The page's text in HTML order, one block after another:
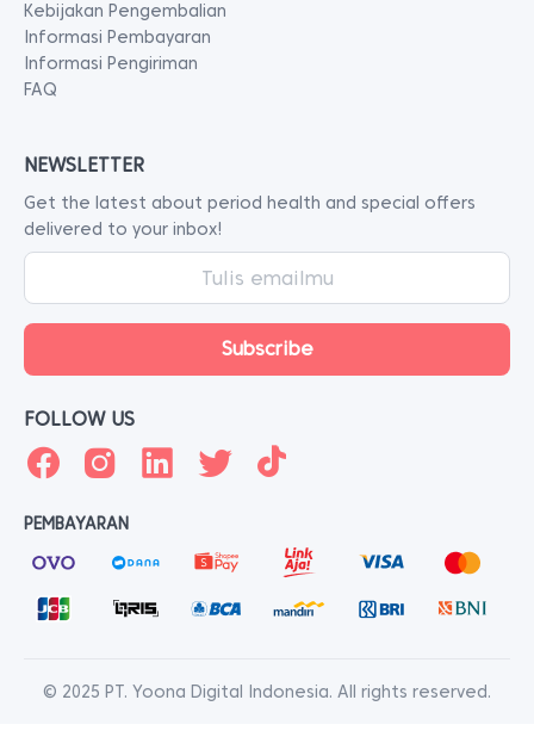
Kebijakan Pengembalian
Informasi Pembayaran
Informasi Pengiriman
FAQ
NEWSLETTER
Get the latest about period health and special offers
delivered to your inbox!
FOLLOW US
PEMBAYARAN
© 2025 PT. Yoona Digital Indonesia. All rights reserved.